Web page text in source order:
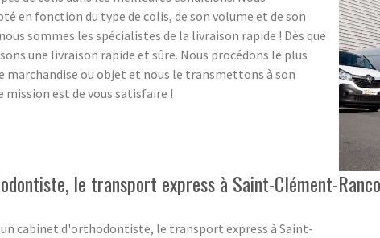
en fonction du type de colis, de son volume et de son
sommes les spécialistes de la livraison rapide ! Dès que
une livraison rapide et sûre. Nous procédons le plus
ou objet et nous le transmettons à son
est de vous satisfaire !
le transport express à Saint-Clément-
un cabinet d'orthodontiste, le transport express à Saint-